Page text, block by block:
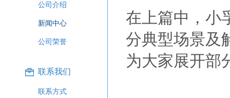
公司介绍
新闻中心
公司荣誉
联系我们
联系方式
在上篇中，小
分典型场景及
为大家展开部